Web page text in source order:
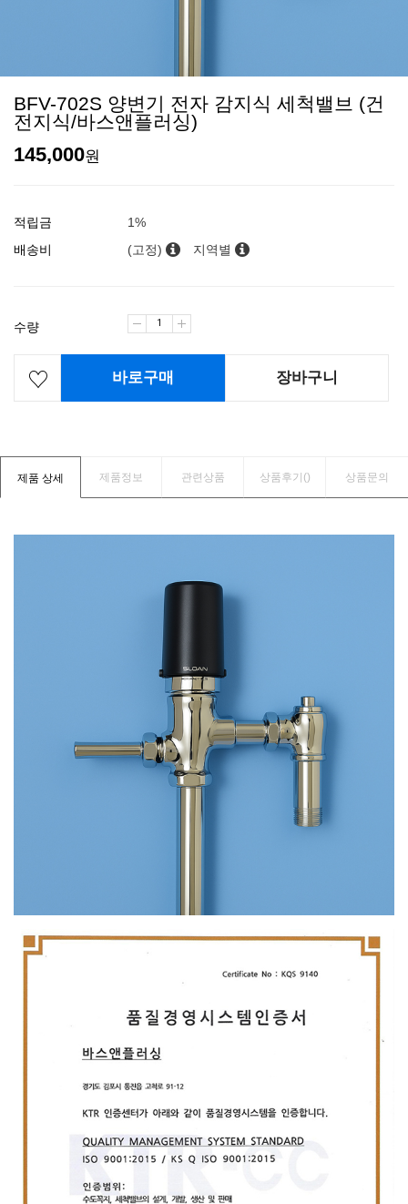
BFV-702S 양변기 전자 감지식 세척밸브 (건
전지식/바스앤플러싱)
145,000원
적립금
1%
배송비
(고정) 지역별
수량
바로구매 장바구니
제품 상세 제품정보 관련상품 상품후기() 상품문의